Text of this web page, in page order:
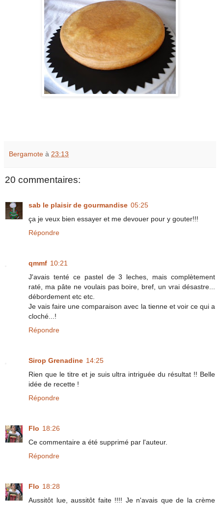
Bergamote à 23:13
20 commentaires:
sab le plaisir de gourmandise 05:25
ça je veux bien essayer et me devouer pour y gouter!!!
Répondre
qmmf 10:21
J'avais tenté ce pastel de 3 leches, mais complètement
raté, ma pâte ne voulais pas boire, bref, un vrai désastre...
débordement etc etc.
Je vais faire une comparaison avec la tienne et voir ce qui a
cloché...!
Répondre
Sirop Grenadine 14:25
Rien que le titre et je suis ultra intriguée du résultat !! Belle
idée de recette !
Répondre
Flo 18:26
Ce commentaire a été supprimé par l'auteur.
Répondre
Flo 18:28
Aussitôt lue, aussitôt faite !!!! Je n'avais que de la crème